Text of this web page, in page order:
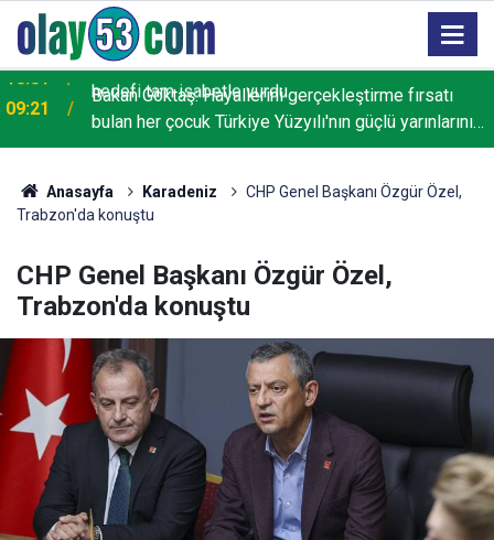
09:21
Bakan Göktaş: Hayallerini gerçekleştirme fırsatı
bulan her çocuk Türkiye Yüzyılı'nın güçlü yarınlarını
inşa edecek
Anasayfa Karadeniz
CHP Genel Başkanı Özgür Özel,
Trabzon'da konuştu
CHP Genel Başkanı Özgür Özel,
Trabzon'da konuştu